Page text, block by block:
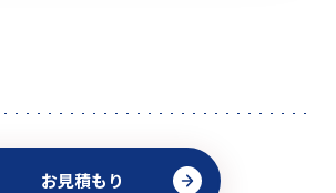
お見積もり